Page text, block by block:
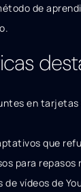
de
en tarjetas
que
para repasos
de vídeos de